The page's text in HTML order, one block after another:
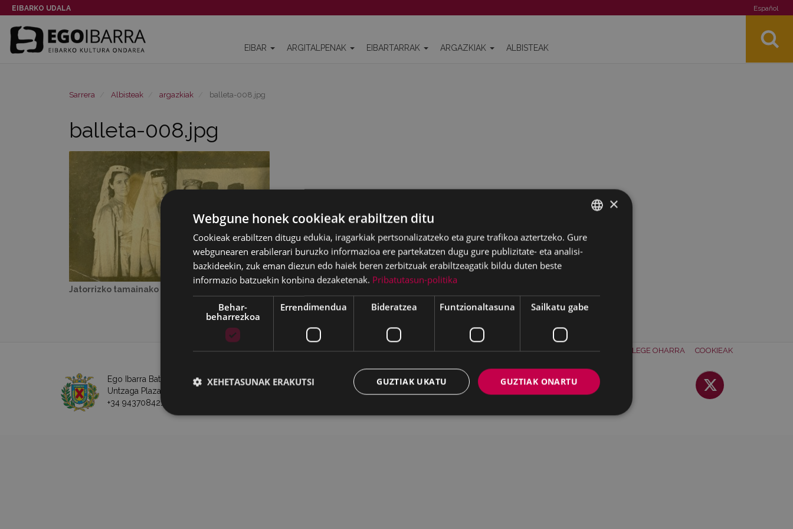
EIBARKO UDALA Español
EIBAR ARGITALPENAK EIBARTARRAK ARGAZKIAK ALBISTEAK
Sarrera Albisteak argazkiak balleta-008.jpg
balleta-008.jpg
Jatorrizko tamainako irudia:
WEB MAPA IRISGARRITASUNA KONTAKTUA BATZORDEA LEGE OHARRA COOKIEAK
Ego Ibarra Batzordea - Eibarko Udala
Untzaga Plaza - 20600 Eibar
+34 943708421 -
BASQUE
SPANISH
×
Webgune honek cookieak erabiltzen ditu
Cookieak erabiltzen ditugu edukia, iragarkiak pertsonalizatzeko eta gure trafikoa aztertzeko. Gure
webgunearen erabilerari buruzko informazioa ere partekatzen dugu gure publizitate- eta analisi-
bazkideekin, zuk eman diezun edo haiek beren zerbitzuak erabiltzeagatik bildu duten beste
informazio batzuekin konbina dezaketenak. Pribatutasun-politika
Behar-
beharrezkoa
Errendimendua Bideratzea Funtzionaltasuna Sailkatu gabe
GUZTIAK ONARTU
GUZTIAK UKATU
XEHETASUNAK ERAKUTSI